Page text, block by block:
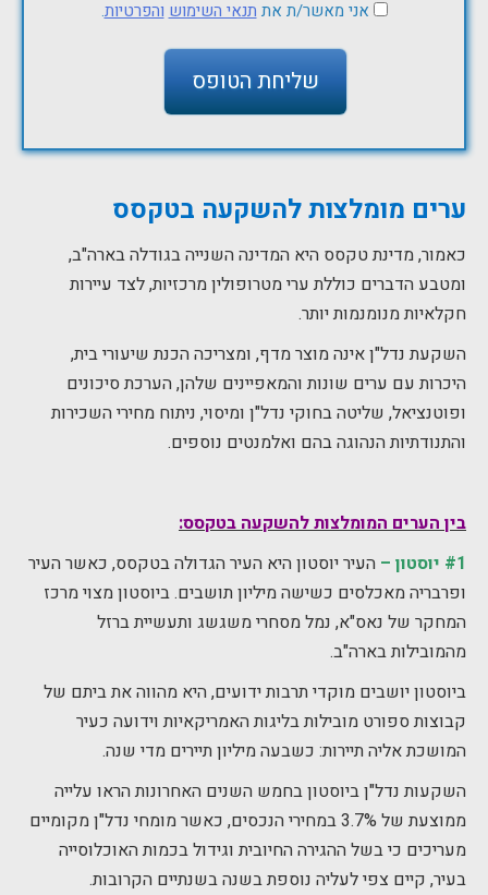
אני מאשר/ת אתתנאי השימושוהפרטיות.
ערים מומלצות להשקעה בטקסס
כאמור, מדינת טקסס היא המדינה השנייה בגודלה בארה"ב,
ומטבע הדברים כוללת ערי מטרופולין מרכזיות, לצד עיירות
חקלאיות מנומנמות יותר.
השקעת נדל"ן אינה מוצר מדף, ומצריכה הכנת שיעורי בית,
היכרות עם ערים שונות והמאפיינים שלהן, הערכת סיכונים
ופוטנציאל, שליטה בחוקי נדל"ן ומיסוי, ניתוח מחירי השכירות
והתנודתיות הנהוגה בהם ואלמנטים נוספים.
בין הערים המומלצות להשקעה בטקסס:
#1 יוסטון –
העיר יוסטון היא העיר הגדולה בטקסס, כאשר העיר
ופרבריה מאכלסים כשישה מיליון תושבים. ביוסטון מצוי מרכז
המחקר של נאס"א, נמל מסחרי משגשג ותעשיית ברזל
מהמובילות בארה"ב.
ביוסטון יושבים מוקדי תרבות ידועים, היא מהווה את ביתם של
קבוצות ספורט מובילות בליגות האמריקאיות וידועה כעיר
המושכת אליה תיירות: כשבעה מיליון תיירים מדי שנה.
השקעות נדל"ן ביוסטון בחמש השנים האחרונות הראו עלייה
ממוצעת של 3.7% במחירי הנכסים, כאשר מומחי נדל"ן מקומיים
מעריכים כי בשל ההגירה החיובית וגידול בכמות האוכלוסייה
בעיר, קיים צפי לעליה נוספת בשנה בשנתיים הקרובות.